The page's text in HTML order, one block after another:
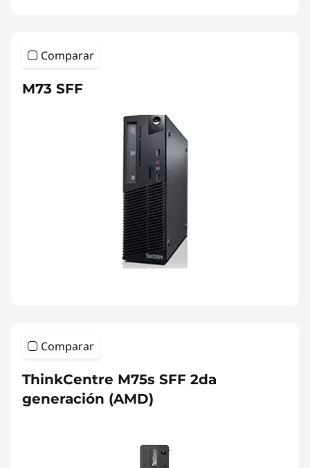
Comparar
M73 SFF
Comparar
ThinkCentre M75s SFF 2da
generación (AMD)